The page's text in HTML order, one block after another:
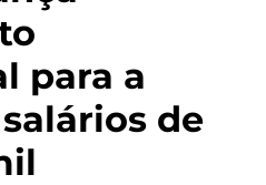
para a
de